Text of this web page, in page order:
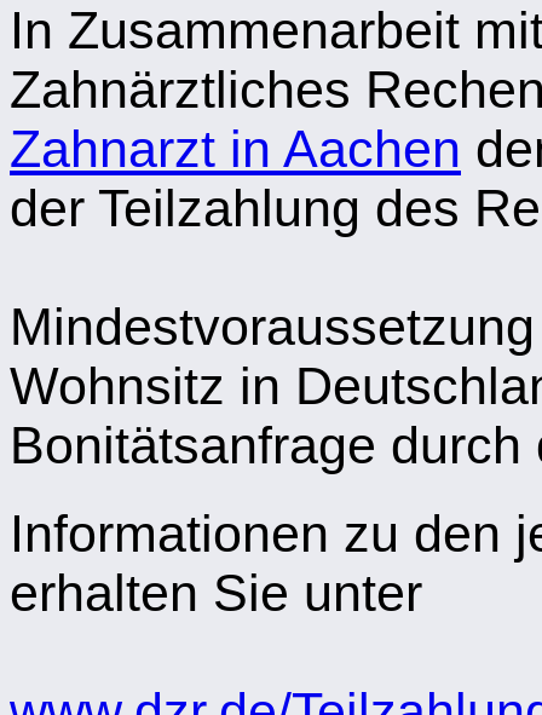
In Zusammenarbeit
Zahnärztliches
Zahnarzt in Aachen
der Teilzahlung des
Wohnsitz in
Bonitätsanfrage durch
Informationen zu den
erhalten Sie unter